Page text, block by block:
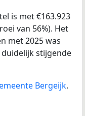
is met €163.923
van 56%). Het
met 2025 was
duidelijk stijgende
Bergeijk.